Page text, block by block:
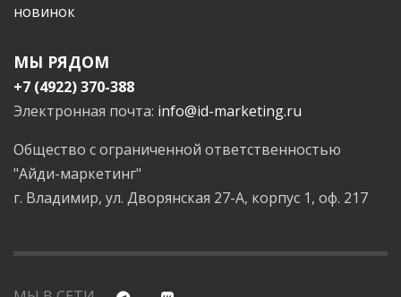
новинок
МЫ РЯДОМ
+7 (4922) 370-388
Электронная почта: info@id-marketing.ru
Общество с ограниченной ответственностью
"Айди-маркетинг"
г. Владимир, ул. Дворянская 27-А, корпус 1, оф. 217